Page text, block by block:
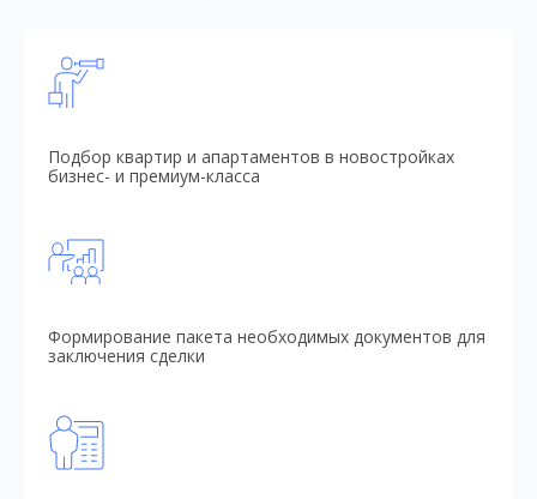
Подбор квартир и апартаментов в новостройках
бизнес- и премиум-класса
Формирование пакета необходимых документов для
заключения сделки